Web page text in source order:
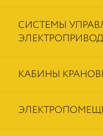
СИСТЕМЫ
КАБИНЫ